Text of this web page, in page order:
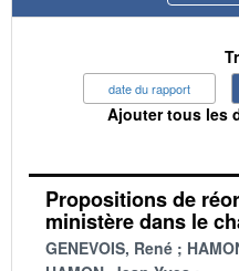
date du rapport
Ajouter tous les
Propositions de
ministère dans le
GENEVOIS, René